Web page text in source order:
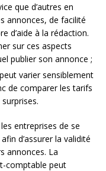
que d’autres en
annonces, de facilité
d’aide à la rédaction.
sur ces aspects
publier son annonce ;
varier sensiblement
de comparer les tarifs
entreprises de se
d’assurer la validité
annonces. La
comptable peut